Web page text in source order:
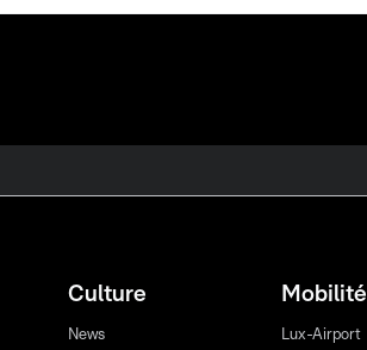
Culture
News
Mobilité
Lux-Airport